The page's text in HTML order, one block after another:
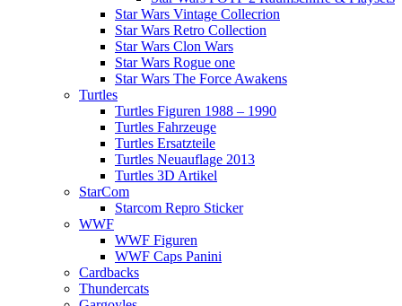
Star Wars Vintage Collecrion
Star Wars Retro Collection
Star Wars Clon Wars
Star Wars Rogue one
Star Wars The Force Awakens
Turtles
Turtles Figuren 1988 – 1990
Turtles Fahrzeuge
Turtles Ersatzteile
Turtles Neuauflage 2013
Turtles 3D Artikel
StarCom
Starcom Repro Sticker
WWF
WWF Figuren
WWF Caps Panini
Cardbacks
Thundercats